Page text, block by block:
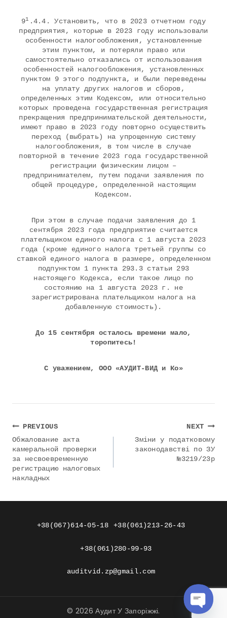
91 .4.4. Установить, что в 2023 отчетном году
предприятия, которые в 2023 году использовали
особенности налогообложения, установленные
этим пунктом, и потеряли право или
самостоятельно отказались от использования
особенностей налогообложения, установленных
пунктом 9 этого подпункта, и были переведены
на уплату других налогов и сборов,
определенных этим Кодексом, или относительно
которых проведена государственная регистрация
прекращения предпринимательской деятельности,
имеют право в 2023 году повторно осуществить
переход (выбрать) на упрощенную систему
налогообложения, в том числе в случае
повторной в течение 2023 года государственной
регистрации физическим лицом –
предпринимателем, путем подачи заявления по
общей процедуре, определенной настоящим
Кодексом.
При этом в случае подачи заявления до 1
сентября 2023 года предприятие считается
плательщиком единого налога с 1 августа 2023
года (кроме единого налога третьей группы со
ставкой единого налога в размере, определенном
подпунктом 1 пункта 293.3 статьи 293
настоящего Кодекса, если такое лицо по
состоянию на 1 августа 2023 г. не
зарегистрирована плательщиком налога на
добавленную стоимость).
До 15 сентября осталось времени мало,
торопитесь!
С уважением, ООО «АУДИТ-ВИД и Ко»
Навигация
по
записям
PREVIOUS
Обжалование акта
камеральной проверки
за несвоевременную
регистрацию налоговых
накладных
NEXT
Зміни у податковому
законодавстві по ЗУ
№3219/23р
+38(067)614-05-18 +38(061)213-26-43
+38(061)280-99-93
auditvid.zp@gmail.com
© 2026 Аудит У Запоріжжі.